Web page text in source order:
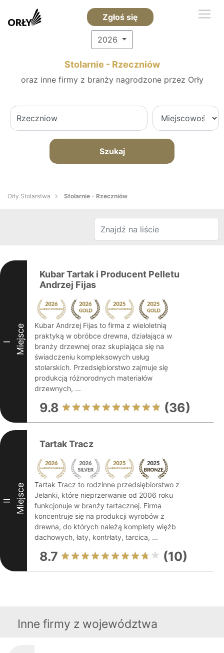
Zgłoś się
2026
Stolarnie - Rzeczniów
oraz inne firmy z branży nagrodzone przez Orły
Szukaj
Orły Stolarstwa Stolarnie - Rzeczniów
I Miejsce
Kubar Tartak i Producent Pelletu
Andrzej Fijas
Kubar Andrzej Fijas to firma z wieloletnią
praktyką w obróbce drewna, działająca w
branży drzewnej oraz skupiająca się na
świadczeniu kompleksowych usług
stolarskich. Przedsiębiorstwo zajmuje się
produkcją różnorodnych materiałów
drzewnych, ...
9.8 (36)
II Miejsce
Tartak Tracz
Tartak Tracz to rodzinne przedsiębiorstwo z
Jelanki, które nieprzerwanie od 2006 roku
funkcjonuje w branży tartacznej. Firma
koncentruje się na produkcji wyrobów z
drewna, do których należą komplety więźb
dachowych, łaty, kontrłaty, tarcica, ...
8.7 (10)
Inne firmy z województwa